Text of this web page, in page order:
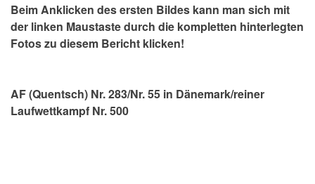
Beim Anklicken des ersten Bildes kann man sich mit
der linken Maustaste durch die kompletten hinterlegten
Fotos zu diesem Bericht klicken!
AF (Quentsch) Nr. 283/Nr. 55 in Dänemark/reiner
Laufwettkampf Nr. 500